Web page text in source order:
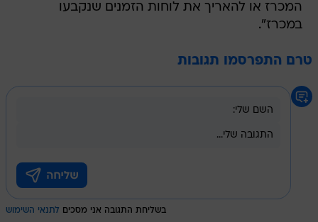
המכרז או להאריך את לוחות הזמנים שנקבעו
במכרז".
טרם התפרסמו תגובות
בשליחת התגובה אני מסכים לתנאי השימוש